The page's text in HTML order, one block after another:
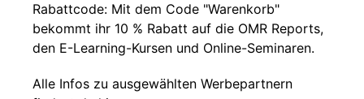
Rabattcode: Mit dem Code "Warenkorb"
bekommt ihr 10 % Rabatt auf die OMR Reports,
den E-Learning-Kursen und Online-Seminaren.
Alle Infos zu ausgewählten Werbepartnern